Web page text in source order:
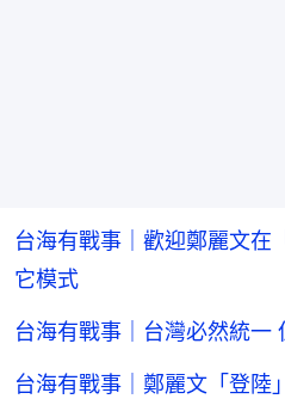
台海有戰事｜歡迎鄭麗文在
它模式
台海有戰事｜台灣必然統一
台海有戰事｜鄭麗文「登陸